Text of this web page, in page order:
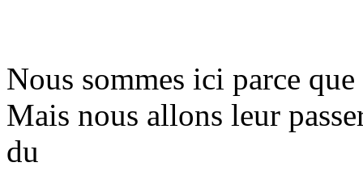
Nous sommes ici parce
Mais nous allons leur
du